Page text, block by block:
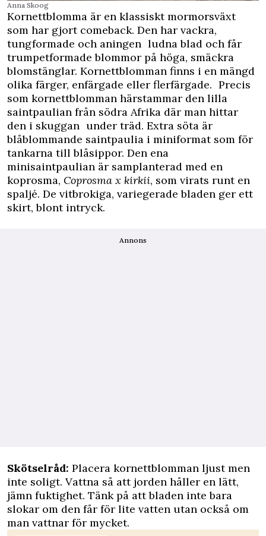
Anna Skoog
Kornettblomma är en klassiskt mormorsväxt
som har gjort comeback. Den har vackra,
tungformade och aningen ludna blad och får
trumpetformade blommor på höga, smäckra
blomstänglar. Kornettblomman finns i en mängd
olika färger, enfärgade eller flerfärgade. Precis
som kornettblomman härstammar den lilla
saintpaulian från södra Afrika där man hittar
den i skuggan under träd. Extra söta är
blåblommande saintpaulia i miniformat som för
tankarna till blåsippor. Den ena
minisaintpaulian är samplanterad med en
koprosma, Coprosma x kirkii, som virats runt en
spaljé. De vitbrokiga, variegerade bladen ger ett
skirt, blont intryck.
Annons
Skötselråd: Placera kornettblomman ljust men
inte soligt. Vattna så att jorden håller en lätt,
jämn fuktighet. Tänk på att bladen inte bara
slokar om den får för lite vatten utan också om
man vattnar för mycket.